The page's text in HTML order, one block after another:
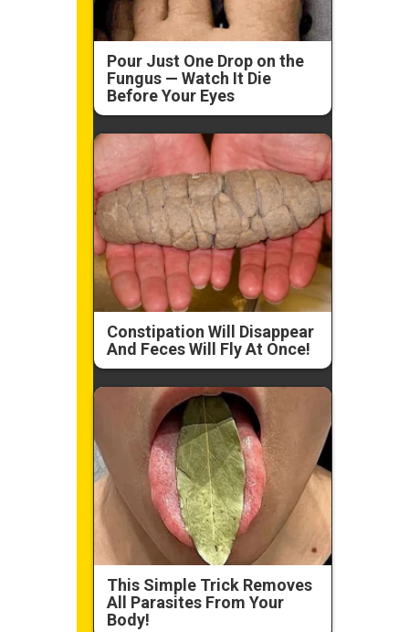
Pour Just One Drop on the
Fungus — Watch It Die
Before Your Eyes
Constipation Will Disappear
And Feces Will Fly At Once!
This Simple Trick Removes
All Parasites From Your
Body!